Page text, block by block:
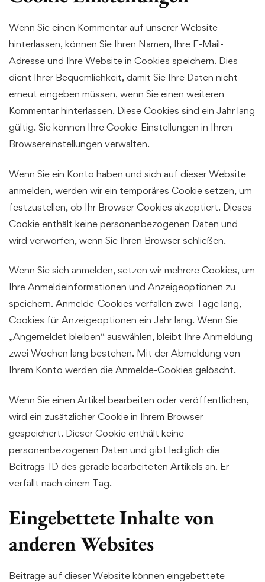
Wenn Sie einen Kommentar auf unserer Website
hinterlassen, können Sie Ihren Namen, Ihre E-Mail-
Adresse und Ihre Website in Cookies speichern. Dies
dient Ihrer Bequemlichkeit, damit Sie Ihre Daten nicht
erneut eingeben müssen, wenn Sie einen weiteren
Kommentar hinterlassen. Diese Cookies sind ein Jahr lang
gültig. Sie können Ihre Cookie-Einstellungen in Ihren
Browsereinstellungen verwalten.
Wenn Sie ein Konto haben und sich auf dieser Website
anmelden, werden wir ein temporäres Cookie setzen, um
festzustellen, ob Ihr Browser Cookies akzeptiert. Dieses
Cookie enthält keine personenbezogenen Daten und
wird verworfen, wenn Sie Ihren Browser schließen.
Wenn Sie sich anmelden, setzen wir mehrere Cookies, um
Ihre Anmeldeinformationen und Anzeigeoptionen zu
speichern. Anmelde-Cookies verfallen zwei Tage lang,
Cookies für Anzeigeoptionen ein Jahr lang. Wenn Sie
„Angemeldet bleiben“ auswählen, bleibt Ihre Anmeldung
zwei Wochen lang bestehen. Mit der Abmeldung von
Ihrem Konto werden die Anmelde-Cookies gelöscht.
Wenn Sie einen Artikel bearbeiten oder veröffentlichen,
wird ein zusätzlicher Cookie in Ihrem Browser
gespeichert. Dieser Cookie enthält keine
personenbezogenen Daten und gibt lediglich die
Beitrags-ID des gerade bearbeiteten Artikels an. Er
verfällt nach einem Tag.
Eingebettete Inhalte von
anderen Websites
Beiträge auf dieser Website können eingebettete